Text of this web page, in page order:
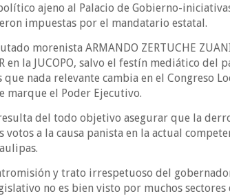
ajeno al Palacio de Gobierno-
impuestas por el mandatario estatal.
morenista ARMANDO ZERTUCHE
en la JUCOPO, salvo el festín mediático
nada relevante cambia en el Congreso
marque el Poder Ejecutivo.
del todo objetivo asegurar que la
votos a la causa panista en la actual
y trato irrespetuoso del gobernador
no es bien visto por muchos sectores